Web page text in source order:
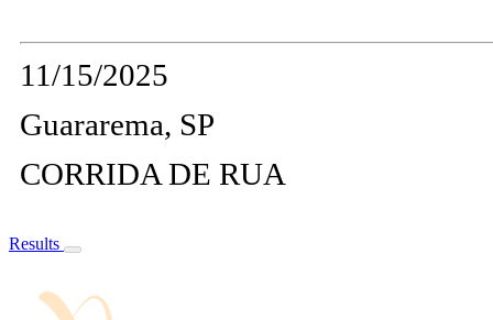
11/15/2025
Guararema, SP
CORRIDA DE RUA
Results